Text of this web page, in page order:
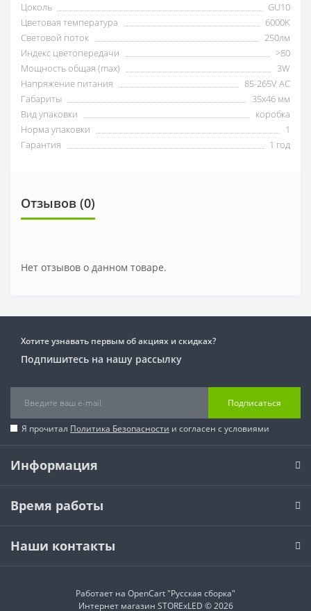
Цоколь
GU10
Цветовая температура
6000K
Световой поток
250лм
Индекс цветопередачи
>80
Мощность общая (max)
3W
Напряжение питания
85-265V AC
Габариты
35х46 мм
Вид упаковки
коробка
Норма упаковки
1
Гарантия
1 год
Отзывов (0)
Нет отзывов о данном товаре.
Хотите узнавать первым об акциях и скидках?
Подпишитесь на нашу рассылку
Подписаться
Я прочитал Политика Безопасности и согласен с условиями
Информация
Время работы
Наши контакты
Работает на OpenCart "Русская сборка"
Интернет магазин STORExLED © 2026